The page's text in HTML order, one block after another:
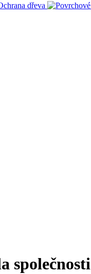
společnosti